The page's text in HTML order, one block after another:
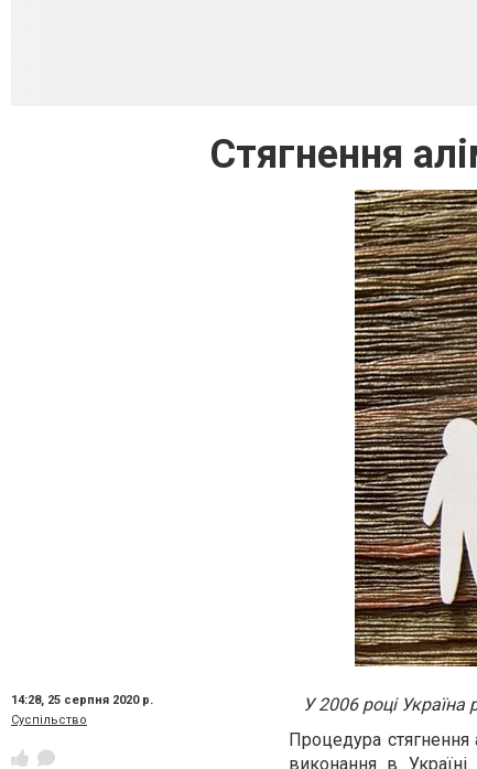
Стягнення
14:28, 25 серпня 2020 р.
Суспільство
У 2006 році
Процедура
виконання в